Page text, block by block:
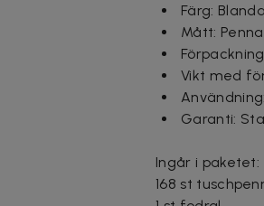
Färg:
Mått:
Vikt med
Garanti:
Ingår i paketet:
168 st